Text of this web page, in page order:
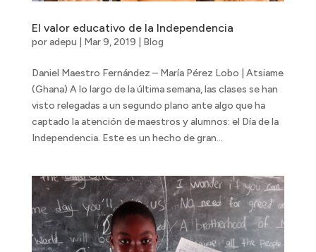
El valor educativo de la Independencia
poradepu Mar 9, 2019 Blog
Daniel Maestro Fernández – María Pérez Lobo | Atsiame
(Ghana) A lo largo de la última semana, las clases se han
visto relegadas a un segundo plano ante algo que ha
captado la atención de maestros y alumnos: el Día de la
Independencia. Este es un hecho de gran...